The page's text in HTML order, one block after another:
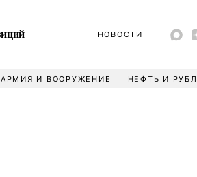
НОВОСТИ
АРМИЯ И ВООРУЖЕНИЕ НЕФТЬ И